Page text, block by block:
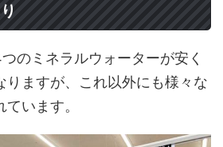
のミネラルウォーターが安く
りますが、これ以外にも様々な
います。